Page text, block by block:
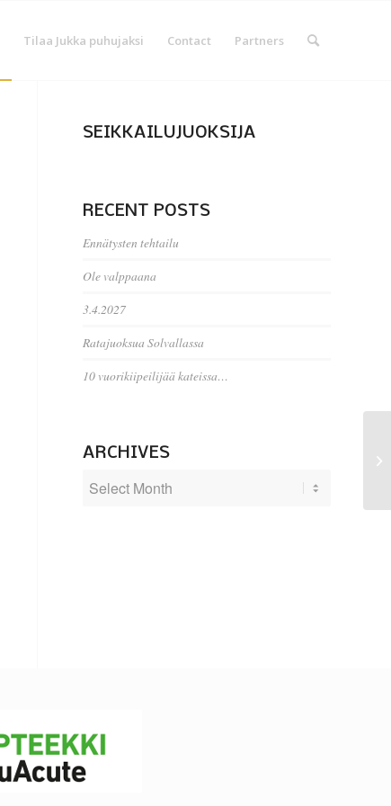
Tilaa Jukka puhujaksi Contact Partners
SEIKKAILUJUOKSIJA
RECENT POSTS
Ennätysten tehtailu
Ole valppaana
3.4.2027
Ratajuoksua Solvallassa
10 vuorikiipeilijää kateissa…
ARCHIVES